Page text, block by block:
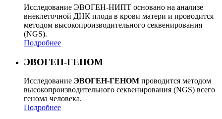
Исследование ЭВОГЕН-НИПТ основано на анализе
внеклеточной ДНК плода в крови матери и проводится
методом высокопроизводительного секвенирования
(NGS).
Подробнее
ЭВОГЕН-ГЕНОМ
Исследование ЭВОГЕН-ГЕНОМ проводится методом
высокопроизводительного секвенирования (NGS) всего
генома человека.
Подробнее